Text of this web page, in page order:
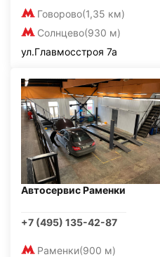
Говорово(1,35 км)
Солнцево(930 м)
ул.Главмосстроя 7а
Автосервис Раменки
+7 (495) 135-42-87
Раменки(900 м)